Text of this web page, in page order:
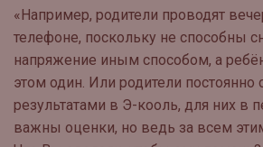
«Например, родители проводят
телефоне, поскольку не способны
напряжение иным способом, а
этом один. Или родители постоянно
результатами в Э-кооль, для них в
важны оценки, но ведь за всем